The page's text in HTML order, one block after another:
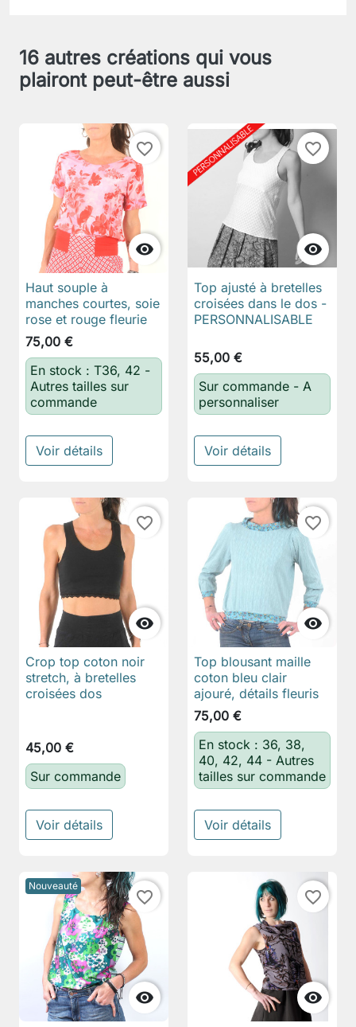
16 autres créations qui vous
plairont peut-être aussi

favorite_border
Haut souple à
manches courtes, soie
rose et rouge fleurie
75,00 €
En stock : T36, 42 -
Autres tailles sur
commande
Voir détails

favorite_border
Top ajusté à bretelles
croisées dans le dos -
PERSONNALISABLE
55,00 €
Sur commande - A
personnaliser
Voir détails

favorite_border
Crop top coton noir
stretch, à bretelles
croisées dos
45,00 €
Sur commande
Voir détails

favorite_border
Top blousant maille
coton bleu clair
ajouré, détails fleuris
75,00 €
En stock : 36, 38,
40, 42, 44 - Autres
tailles sur commande
Voir détails
Nouveauté

favorite_border

favorite_border